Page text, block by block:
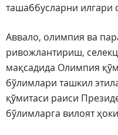
ташаббусларни илгари
Аввало, олимпия ва
ривожлантириш,
мақсадида Олимпия
бўлимлари ташкил
қўмитаси раиси
бўлимларга вилоят